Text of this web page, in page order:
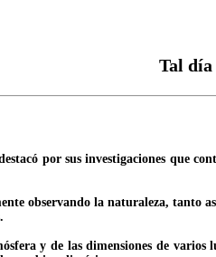
Tal
por sus investigaciones que
observando la naturaleza, tanto
y de las dimensiones de